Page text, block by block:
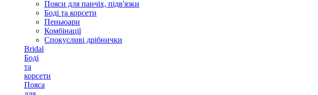
Пояси для панчіх, підв'язки
Боді та корсети
Пеньюари
Комбінації
Спокусливі дрібнички
Bridal
Боді
та
корсети
Пояса